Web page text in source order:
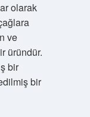
olarak
ve
üründür.
bir
bir